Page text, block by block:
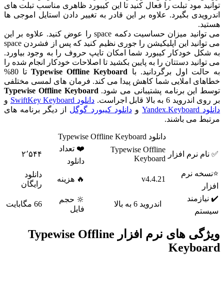
توانید مود تبلت را فعال کنید تا این کیبورد ظاهری مناسب تبلت های
اندرویدی بگیرد. علاوه بر این قادر به تغییر دادن استایل اموجی ها
هستید.
می توانید میزان حساسیت دکمه space را عوض کنید. علاوه بر این
می توانید این اپلیکیشن را جوری نظیم کنید که پس از فشردن space
به شکل خودکار کیبورد شما امکان تایپ حروف را به وجود بیاورد.
می توانید دستتان را به پایین بکشید تا اصلاحات خودکار انجام شده را
به حالت اول برگردانید. با Typewise Offline Keyboard
تا 80%
خطاهای املایی شما کاهش پیدا می کند. فرمان های لمسی مختلفی
توسط این برنامه پشتیبانی می شود. Typewise Offline Keyboard
بر روی اندروید 6 به بالا قابل اجراست.
دانلود SwiftKey Keyboard
و
دانلود Yandex.Keyboard
ودانلود کیبورد گوگل از دیگر برنامه های
مرتبط می باشند.
دانلود Typewise Offline Keyboard
✅ نام نرم افزار
Typewise Offline
Keyboard
❤️ تعداد
دانلود
۲٬۵۴۴
⭐نسخه نرم
افزار
v4.4.21 🔥 هزینه
دانلود
رایگان
✔️ نیازمند
سیستم
اندروید 6 به بالا
🔆 حجم
فایل
66 مگابایت
ویژگی های نرم افزار Typewise Offline
Keyboard